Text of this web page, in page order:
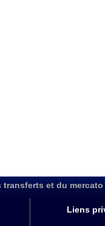
et du mercato
Liens